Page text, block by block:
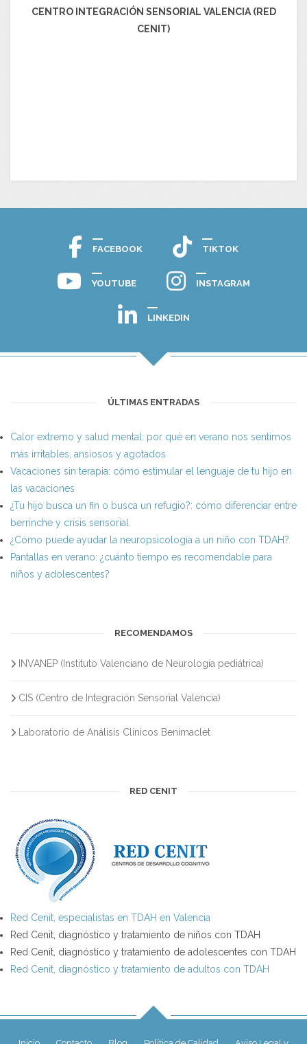
CENTRO INTEGRACIÓN SENSORIAL VALENCIA (RED
CENIT)
FACEBOOK TIKTOK
YOUTUBE INSTAGRAM
LINKEDIN
ÚLTIMAS ENTRADAS
Calor extremo y salud mental: por qué en verano nos sentimos
más irritables, ansiosos y agotados
Vacaciones sin terapia: cómo estimular el lenguaje de tu hijo en
las vacaciones
¿Tu hijo busca un fin o busca un refugio?: cómo diferenciar entre
berrinche y crisis sensorial
¿Cómo puede ayudar la neuropsicología a un niño con TDAH?
Pantallas en verano: ¿cuánto tiempo es recomendable para
niños y adolescentes?
RECOMENDAMOS
INVANEP (Instituto Valenciano de Neurología pediátrica)
CIS (Centro de Integración Sensorial Valencia)
Laboratorio de Análisis Clínicos Benimaclet
RED CENIT
Red Cenit, especialistas en TDAH en Valencia
Red Cenit, diagnóstico y tratamiento de niños con TDAH
Red Cenit, diagnóstico y tratamiento de adolescentes con TDAH
Red Cenit, diagnóstico y tratamiento de adultos con TDAH